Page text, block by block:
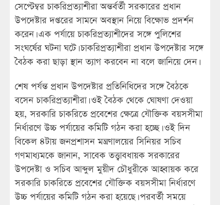
সেপ্টেম্বর চাকরিপ্রত্যাশীরা অন্তর্বর্তী সরকারের প্রধান
উপদেষ্টার দপ্তরের সামনে অবস্থান নিয়ে বিক্ষোভ প্রদর্শন
করেন। এক পর্যায়ে চাকরিপ্রত্যাশীদের সঙ্গে পুলিশের
সংঘর্ষের ঘটনা ঘটে। চাকরিপ্রত্যাশীরা প্রধান উপদেষ্টার সঙ্গে
বৈঠক করা ছাড়া স্থান ত্যাগ করবেন না বলে জানিয়ে দেন।
শেষ পর্যন্ত প্রধান উপদেষ্টার প্রতিনিধিদের সঙ্গে বৈঠকে
বসেন চাকরিপ্রত্যাশীরা। ওই বৈঠক থেকে ঘোষণা দেওয়া
হয়, সরকারি চাকরিতে প্রবেশের ক্ষেত্রে যৌক্তিক বয়সসীমা
নির্ধারণে উচ্চ পর্যায়ের কমিটি গঠন করা হচ্ছে। ওই দিন
বিকেল ৪টায় জনপ্রশাসন মন্ত্রণালয়ের সিনিয়র সচিব
গণমাধ্যমকে জানান, সাবেক তত্ত্বাবধায়ক সরকারের
উপদেষ্টা ও সচিব আব্দুল মুয়ীদ চৌধুরীকে আহ্বায়ক করে
সরকারি চাকরিতে প্রবেশের যৌক্তিক বয়সসীমা নির্ধারণে
উচ্চ পর্যায়ের কমিটি গঠন করা হয়েছে। পরবর্তী সময়ে